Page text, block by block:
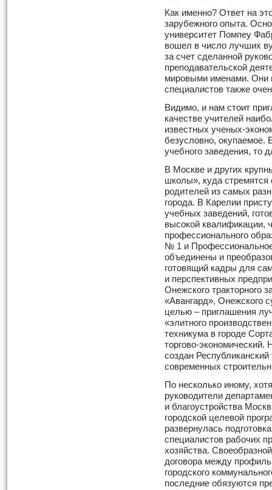
Как именно? Ответ на
зарубежного опыта.
университет Помпеу
вошел в число лучших
за счет сделанной
преподавательской
мировыми именами. Они
специалистов также
Видимо, и нам стоит
качестве учителей
известных ученых-
безусловно, окупаемое.
учебного заведения, то
В Москве и других
школы», куда стремятся
родителей из самых
города. В Карелии
учебных заведений,
высокой квалификации,
профессионального
№ 1 и
объединены и
готовящий кадры для
и перспективных
Онежского тракторного
«Авангард», Онежского
целью – приглашения
«элитного
техникума в городе
торгово-экономический.
создан
современных
По несколько иному,
руководители
и благоустройства
городской целевой
развернулась
специалистов рабочих
хозяйства.
договора между
городского
последние обязуются